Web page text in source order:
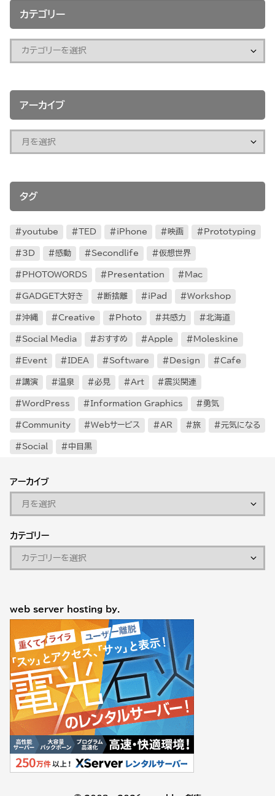
カテゴリー
アーカイブ
タグ
youtube TED iPhone 映画 Prototyping
3D 感動 Secondlife 仮想世界
PHOTOWORDS Presentation Mac
GADGET大好き 断捨離 iPad Workshop
沖縄 Creative Photo 共感力 北海道
Social Media おすすめ Apple Moleskine
Event IDEA Software Design Cafe
講演 温泉 必見 Art 震災関連
WordPress Information Graphics 勇気
Community Webサービス AR 旅 元気になる
Social 中目黒
アーカイブ
カテゴリー
web server hosting by.